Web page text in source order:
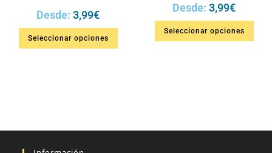
Desde: 3,99€
Seleccionar opciones
Desde: 3,99€
Seleccionar opciones